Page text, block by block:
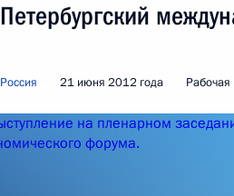
Петербургский
Россия 21 июня 2012 года